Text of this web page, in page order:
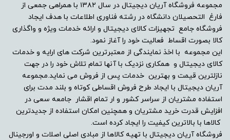
"14.0, 60Hz
نوع صفحه نمایش
FHD IPS (1920×1080)
178° wide-view technology
دقت صفحه نمایش
مجموعه فروشگاه آریان دیجیتال در سال ۱۳۸۲ با همراهی جمعی از
فارغ التحصیلان دانشگاه در رشته فناوری اطلاعات با هدف ایجاد
فروشگاه جامع تجهیزات کالای دیجیتال و ارائه خدمات ویژه و واگذاری
کالا بصورت اقساط فعالیت خود را آغاز نمود.
این مجموعه با اخذ نمایندگی از معتبرترین شرکت های ارایه و خدمات
کالای دیجیتال و همکاری نزدیک با آنها تمام تلاش خود را در جهت
نازلترین قیمت و بهترین خدمات پس از فروش می نماید.مجموعه
آریان دیجیتال با ایجاد طرح فروش اقساطی کوتاه و بلند مدت برای
استفاده مشتریان از سراسر کشور و ار تمام اقشار جامعه سعی در
افزایش قدرت خرید مشتریان و همچنین امکان استفاده از جدیدترین
کالاها با بالاترین کیفیت را ایجاد کرده است.
فروشگاه آریان دیجیتال با تهیه کالاها از مبادی اصلی اصلات و اورجینال